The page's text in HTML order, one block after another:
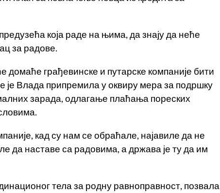
која раде на њима, да знају да неће
за радове.
домаће грађевинске и путарске компаније бити
је Влада припремила у оквиру мера за подршку
зарада, одлагање плаћања пореских
кад су нам се обраћале, најавиле да не
да наставе са радовима, а држава је ту да им
тела за родну равноправност, позвала